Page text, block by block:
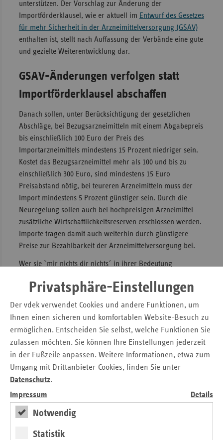
Privatsphäre-Einstellungen
Der vdek verwendet Cookies und andere Funktionen, um
Ihnen einen sicheren und komfortablen Website-Besuch zu
ermöglichen. Entscheiden Sie selbst, welche Funktionen Sie
zulassen möchten. Sie können Ihre Einstellungen jederzeit
in der Fußzeile anpassen. Weitere Informationen, etwa zum
Umgang mit Drittanbieter-Cookies, finden Sie unter
Datenschutz.
Impressum
Details
Notwendig
Statistik
unterstützen. Der Vorschlag zur Änderung der
Importförderklausel, wie er aktuell im Entwurf des Gesetzes
für mehr Sicherheit in der Arzneimittelversorgung (GSAV)
enthalten ist, stellt nach Auffassung der Verbände eine gute
und gezielte Weiterentwicklung dar.
GSAV-Änderungen verfolgen statt
Importförderklausel abschaffen
Danach sollen, unter Berücksichtigung der gesetzlichen
Abschläge, bei Bezugsarzneimitteln mit einem Abgabepreis
bis einschließlich 100 Euro der Preis des
Importarzneimittels mindestens 15 Prozent niedriger sein.
Kostet das Bezugsarzneimittel mehr als 100 und bis zu
einschließlich 300 Euro, sind mindestens 15 Euro
Preisabstand nötig, bei teureren Arzneimitteln muss der
Import mindestens 5 Prozent günstiger sein. Durch die
Neuregelung sollen auch bei hochpreisigen Arzneimittel
zusätzliche Wirtschaftlichkeitsreserven erschlossen werden.
Importe tragen damit auch weiterhin durch günstigere
Preise zur Bezahlbarkeit der Arzneimittelversorgung bei.
Wer sie `mir nichts dir nichts´ in ihrer Bedeutung
zusätzliche Belastungen der Versichertengemeinschaft
Pressekontakt:
Andrea Röder, BKK Dachverband e. V.
Tel.: 030/2700406-302, E-Mail: